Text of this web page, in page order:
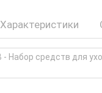
Характеристики